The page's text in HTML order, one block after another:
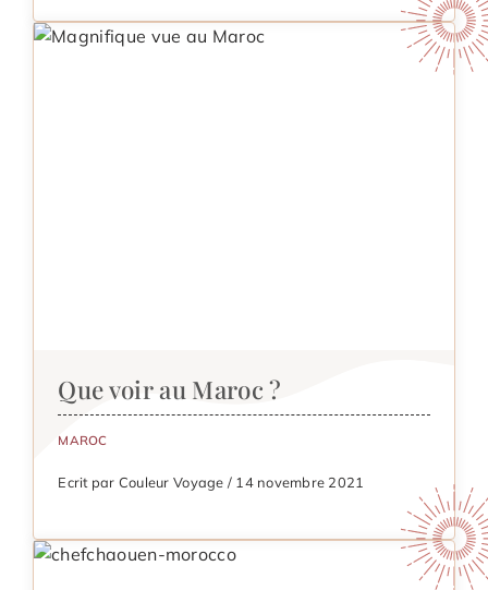
Que voir au Maroc ?
MAROC
Ecrit par Couleur Voyage / 14 novembre 2021